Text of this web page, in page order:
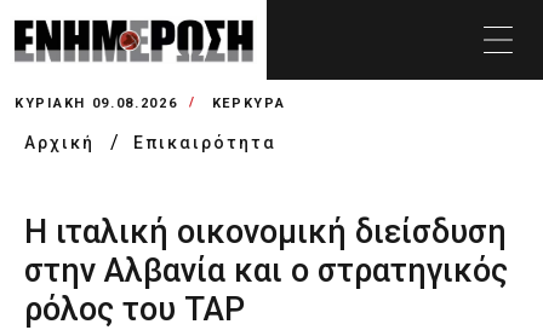
ΚΥΡΙΑΚΉ 09.08.2026 ΚΕΡΚΥΡΑ
Αρχική Επικαιρότητα
Η ιταλική οικονομική διείσδυση
στην Αλβανία και ο στρατηγικός
ρόλος του TAP